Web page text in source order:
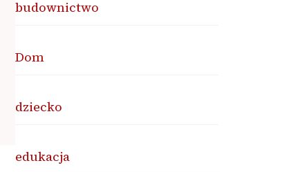
budownictwo
Dom
dziecko
edukacja